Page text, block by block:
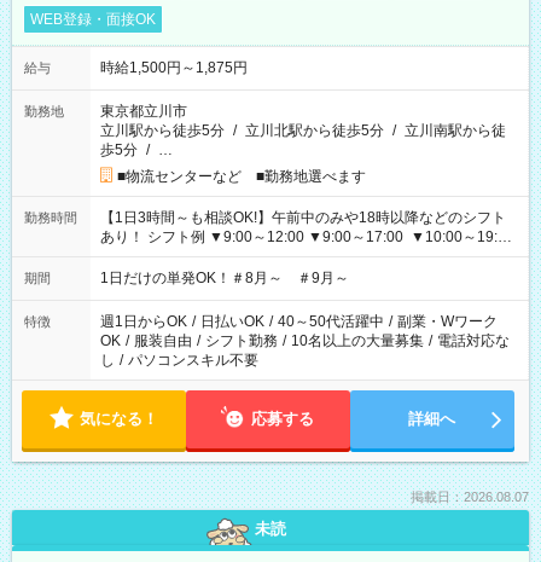
WEB登録・面接OK
給与 時給1,500円～1,875円
勤務地
東京都立川市
立川駅から徒歩5分 / 立川北駅から徒歩5分 / 立川南駅から徒
歩5分 / …
■物流センターなど ■勤務地選べます
勤務時間
【1日3時間～も相談OK!】午前中のみや18時以降などのシフト
あり！ シフト例 ▼9:00～12:00 ▼9:00～17:00 ▼10:00～19:00
▼18:00～21:00
期間 1日だけの単発OK！＃8月～ ＃9月～
特徴 週1日からOK / 日払いOK / 40～50代活躍中 / 副業・Wワーク
OK / 服装自由 / シフト勤務 / 10名以上の大量募集 / 電話対応な
し / パソコンスキル不要
気になる！ 応募する 詳細へ
掲載日：2026.08.07
未読